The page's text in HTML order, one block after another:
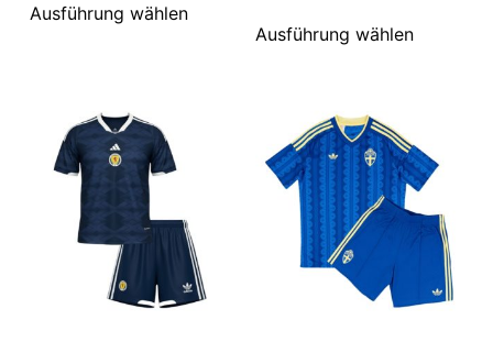
Ausführung wählen
Ausführung wählen